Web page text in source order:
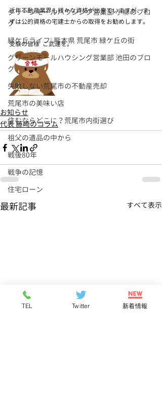
グリーンモールハウシング営業部 小柳のブロ
グ
緑ケ丘ライフ❕ 熊本県 荒尾市 緑ケ丘の街
グリーンモールハウシング営業部 池田のブロ
グ
失敗しない荒尾市の不動産売却
荒尾市の美味い店
住むならどこに？荒尾市内街選び
祖父の遺品の中から
戦後80年
戦争の記憶
住宅ローン
近年不動産業界も様々な資格が出来ていますが、ま
ずは公的資格の宅建士からの取得をお勧めします。
受験の皆様  ご武運を。
お知らせ
代表 藤崎のコラム
最新記事 すべて表示
TEL Twitter 新着情報